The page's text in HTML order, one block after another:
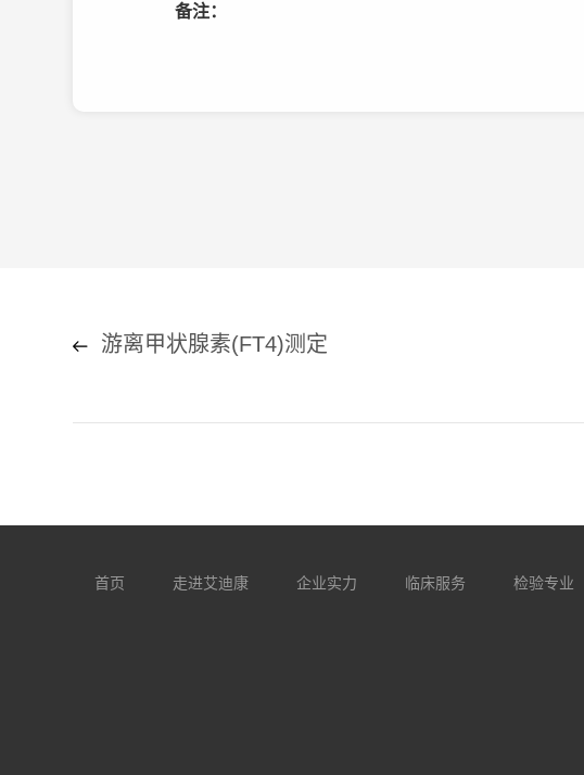
备注：
游离甲状腺素(FT4)测定
首页 走进艾迪康 企业实力 临床服务 检验专业